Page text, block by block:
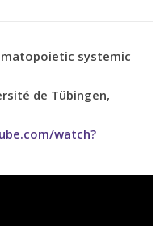
systemic
de Tübingen,
watch?